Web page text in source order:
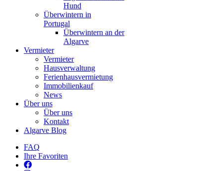
Hund
Überwintern in
Portugal
Überwintern an der
Algarve
Vermieter
Vermieter
Hausverwaltung
Ferienhausvermietung
Immobilienkauf
News
Über uns
Über uns
Kontakt
Algarve Blog
FAQ
Ihre Favoriten